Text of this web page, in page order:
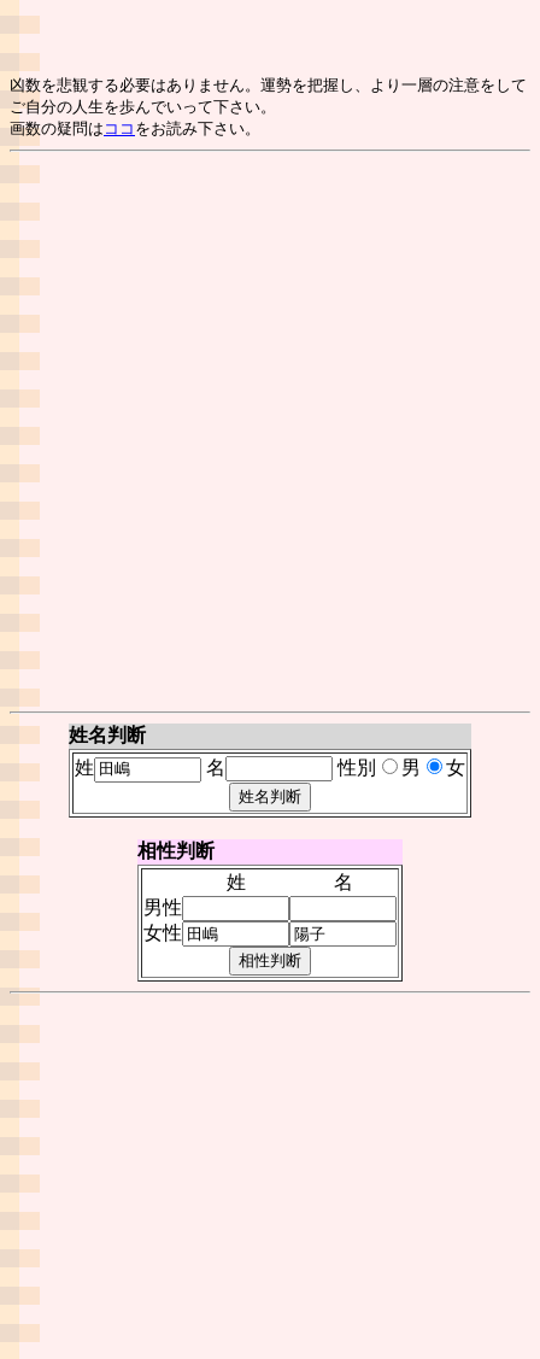
凶数を悲観する必要はありません。運勢を把握し、より一層の注意をして
ご自分の人生を歩んでいって下さい。
画数の疑問は ココ をお読み下さい。
姓名判断
姓
名 性別 男 女
相性判断
姓
名
男性
女性